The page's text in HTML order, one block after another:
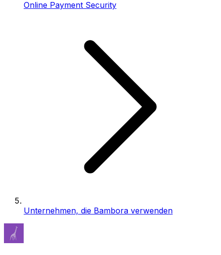
Online Payment Security
Unternehmen, die Bambora verwenden